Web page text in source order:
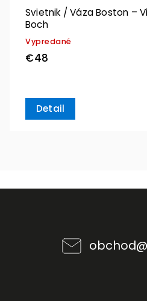
Svietnik / Váza Boston –
Boch
Vypredané
€48
Detail
obchod@